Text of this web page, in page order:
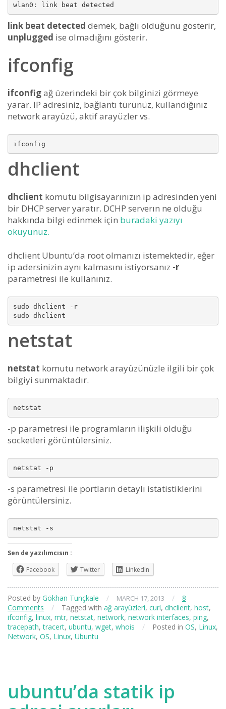
link beat detected demek, bağlı olduğunu gösterir,
unplugged ise olmadığını gösterir.
ifconfig
ifconfigağ üzerindeki bir çok bilginizi görmeye
yarar. IP adresiniz, bağlantı türünüz, kullandığınız
network arayüzü, aktif arayüzler vs.
dhclient
dhclient komutu bilgisayarınızın ip adresinden yeni
bir DHCP server yaratır. DCHP serverın ne olduğu
hakkında bilgi edinmek için buradaki yazıyı
okuyunuz.
dhclient Ubuntu’da root olmanızı istemektedir, eğer
ip adersinizin aynı kalmasını istiyorsanız -r
parametresi ile kullanınız.
sudo dhclient -r
netstat
netstat komutu network arayüzünüzle ilgili bir çok
bilgiyi sunmaktadır.
-p parametresi ile programların ilişkili olduğu
socketleri görüntülersiniz.
-s parametresi ile portların detaylı istatistiklerini
görüntülersiniz.
Sen de yazılımcısın :
Facebook
Twitter LinkedIn
Posted by Gökhan Tunçkale / MARCH 17, 2013 /
8
Comments
/ Tagged with ağ arayüzleri, curl, dhclient, host,
ifconfig, linux, mtr, netstat, network, network interfaces, ping,
tracepath, tracert, ubuntu, wget, whois / Posted in OS, Linux,
Network, OS, Linux, Ubuntu
ubuntu’da statik ip